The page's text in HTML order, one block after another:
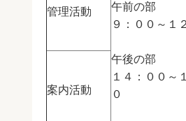
管理活動
午前の部
９：００～１
午後の部
１４：００～
０
案内活動